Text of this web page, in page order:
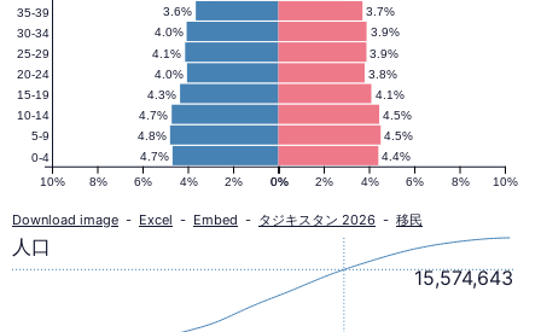
ン
の
人
口
4.4%
4.7%
4.5%
4.8%
4.5%
4.7%
4.1%
4.3%
3.8%
4.0%
3.9%
4.1%
3.9%
4.0%
3.7%
3.6%
0% 2% 4% 6% 8% 10%
10% 8% 6% 4% 2% 0%
0-4
5-9
10-14
15-19
20-24
25-29
30-34
35-39
Download image - Excel - Embed - タジキスタン 2026 - 移民
15,574,643
人口